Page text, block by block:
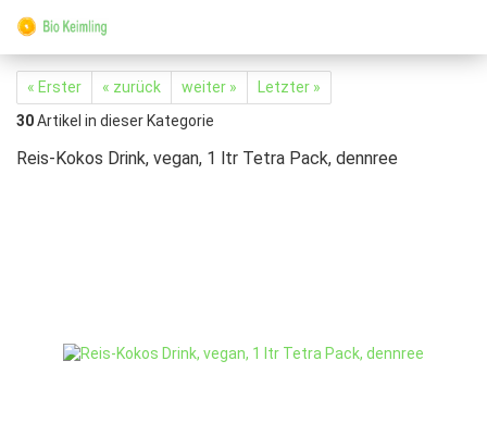
« Erster « zurück weiter »
Letzter »
30Artikel in dieser Kategorie
Reis-Kokos Drink, vegan, 1 ltr Tetra Pack, dennree